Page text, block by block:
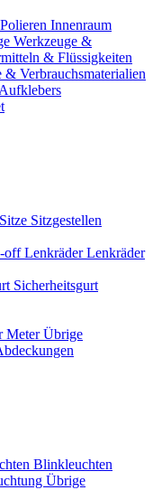
Innenraum
Werkzeuge &
& Flüssigkeiten
Verbrauchsmaterialien
Sitzgestellen
offLenkräderLenkräder
Sicherheitsgurt
Meter Übrige
Blinkleuchten
Übrige